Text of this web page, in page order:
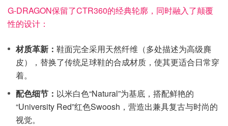
G-DRAGON保留了CTR360的经典轮廓，同时融入了颠覆
性的设计：
材质革新： 鞋面完全采用天然纤维（多处描述为高级麂
皮），替换了传统足球鞋的合成材质，使其更适合日常穿
着。
配色细节： 以米白色“Natural”为基底，搭配鲜艳的
“University Red”红色Swoosh，营造出兼具复古与时尚的
视觉。